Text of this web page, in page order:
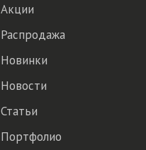
Акции
Распродажа
Новинки
Новости
Статьи
Портфолио